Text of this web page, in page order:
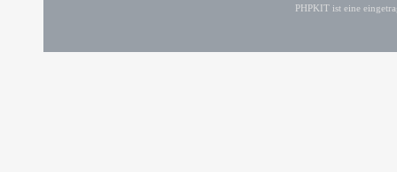
PHPKIT ist eine